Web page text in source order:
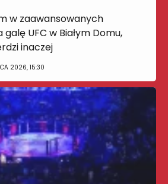
w zaawansowanych
UFC w Białym Domu,
inaczej
2026, 15:30